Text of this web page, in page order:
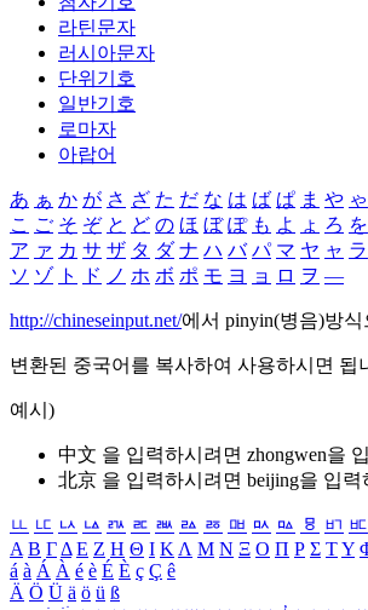
라틴문자
러시아문자
단위기호
일반기호
로마자
아랍어
あ ぁ か が さ ざ た だ な は ば ぱ ま や ゃ
こ ご そ ぞ と ど の ほ ぼ ぽ も よ ょ ろ を
ア ァ カ サ ザ タ ダ ナ ハ バ パ マ ヤ ャ ラ
ソ ゾ ト ド ノ ホ ボ ポ モ ヨ ョ ロ ヲ ―
http://chineseinput.net/에서 pinyin(병음)방
변환된 중국어를 복사하여 사용하시면 됩
예시)
中文 을 입력하시려면 zhongwen을
北京 을 입력하시려면 beijing을 입력
ㅥ ㅦ ㅧ ㅨ ㅩ ㅪ ㅫ ㅬ ㅭ ㅮ ㅯ ㅰ ㅱ ㅲ ㅳ
Α Β ΓΔ Ε Ζ Η Θ Ι ΚΛ Μ Ν Ξ Ο Π Ρ Σ ΤΥ
á à Á À é è É È ç Ç ê
Ä Ö Ü ä ö ü ß